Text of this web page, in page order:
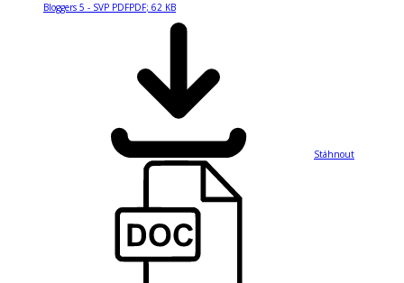
Bloggers 5 - SVP PDFPDF; 62 KB
Stáhnout